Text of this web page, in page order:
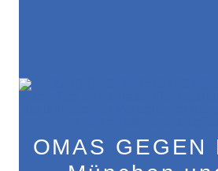
OMAS GEGEN